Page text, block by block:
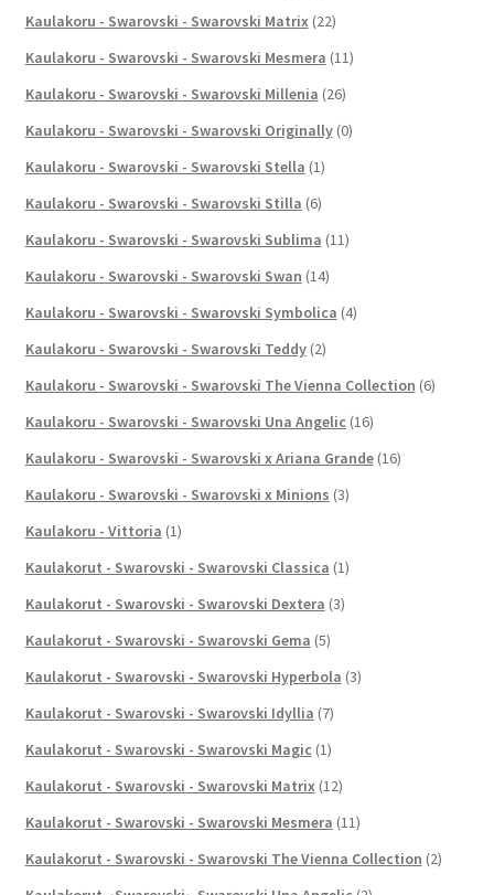
Kaulakoru - Swarovski - Swarovski Matrix (22)
Kaulakoru - Swarovski - Swarovski Mesmera (11)
Kaulakoru - Swarovski - Swarovski Millenia (26)
Kaulakoru - Swarovski - Swarovski Originally (0)
Kaulakoru - Swarovski - Swarovski Stella (1)
Kaulakoru - Swarovski - Swarovski Stilla (6)
Kaulakoru - Swarovski - Swarovski Sublima (11)
Kaulakoru - Swarovski - Swarovski Swan (14)
Kaulakoru - Swarovski - Swarovski Symbolica (4)
Kaulakoru - Swarovski - Swarovski Teddy (2)
Kaulakoru - Swarovski - Swarovski The Vienna Collection (6)
Kaulakoru - Swarovski - Swarovski Una Angelic (16)
Kaulakoru - Swarovski - Swarovski x Ariana Grande (16)
Kaulakoru - Swarovski - Swarovski x Minions (3)
Kaulakoru - Vittoria (1)
Kaulakorut - Swarovski - Swarovski Classica (1)
Kaulakorut - Swarovski - Swarovski Dextera (3)
Kaulakorut - Swarovski - Swarovski Gema (5)
Kaulakorut - Swarovski - Swarovski Hyperbola (3)
Kaulakorut - Swarovski - Swarovski Idyllia (7)
Kaulakorut - Swarovski - Swarovski Magic (1)
Kaulakorut - Swarovski - Swarovski Matrix (12)
Kaulakorut - Swarovski - Swarovski Mesmera (11)
Kaulakorut - Swarovski - Swarovski The Vienna Collection (2)